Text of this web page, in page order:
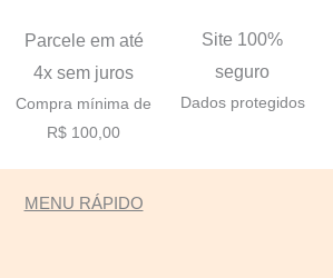
Parcele em até
4x sem juros
Compra mínima de
R$ 100,00
Site 100%
seguro
Dados protegidos
MENU RÁPIDO